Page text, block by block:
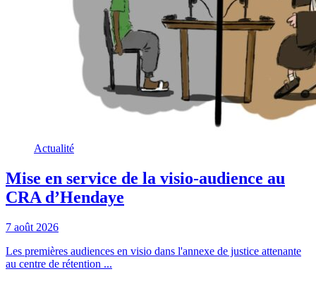
Actualité
Mise en service de la visio-audience au
CRA d’Hendaye
7 août 2026
Les premières audiences en visio dans l'annexe de justice attenante
au centre de rétention ...